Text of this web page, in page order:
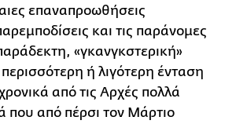
επαναπροωθήσεις
και τις παράνομες
«γκανγκστερική»
ή λιγότερη ένταση
από τις Αρχές πολλά
που από πέρσι τον Μάρτιο